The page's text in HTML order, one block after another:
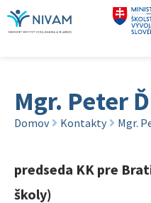
Mgr. Peter
Domov Kontakty Mgr.
predseda KK pre
školy)